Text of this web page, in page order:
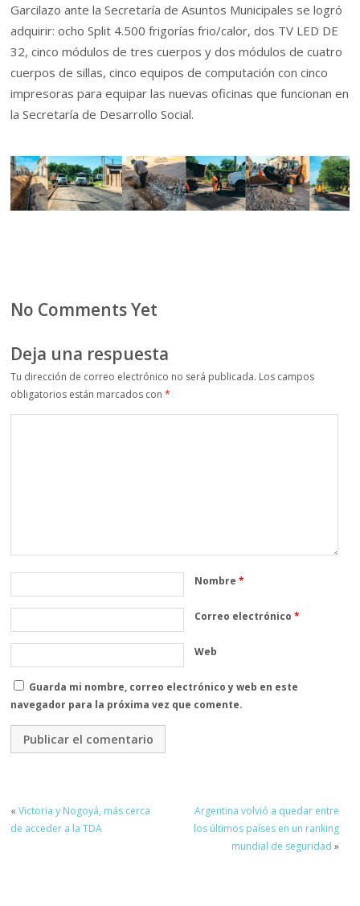
Garcilazo ante la Secretaría de Asuntos Municipales se logró
adquirir: ocho Split 4.500 frigorías frio/calor, dos TV LED DE
32, cinco módulos de tres cuerpos y dos módulos de cuatro
cuerpos de sillas, cinco equipos de computación con cinco
impresoras para equipar las nuevas oficinas que funcionan en
la Secretaría de Desarrollo Social.
No Comments Yet
Deja una respuesta
Tu dirección de correo electrónico no será publicada. Los campos
obligatorios están marcados con*
Nombre*
Correo electrónico*
Web
Guarda mi nombre, correo electrónico y web en este
navegador para la próxima vez que comente.
«Victoria y Nogoyá, más cerca
de acceder a la TDA
Argentina volvió a quedar entre
los últimos países en un ranking
mundial de seguridad »